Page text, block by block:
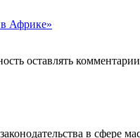
в Африке»
оставлять
в сфере